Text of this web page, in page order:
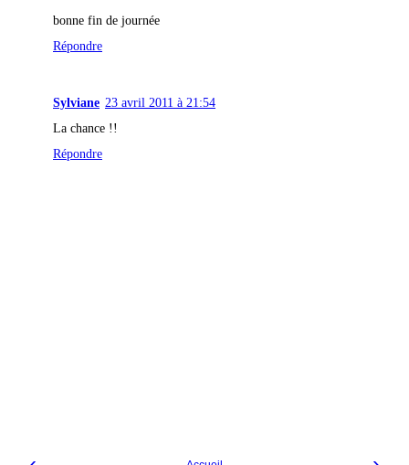
bonne fin de journée
Répondre
Sylviane 23 avril 2011 à 21:54
La chance !!
Répondre